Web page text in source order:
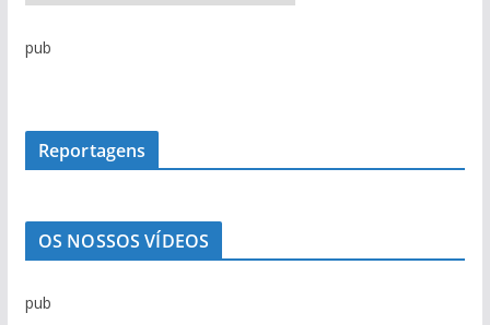
q
d
o
í
pub
Reportagens
OS NOSSOS VÍDEOS
pub